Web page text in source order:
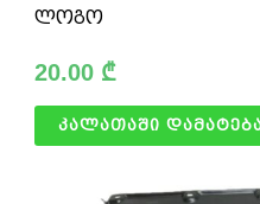
ლოგო
20.00 ₾
კალათაში